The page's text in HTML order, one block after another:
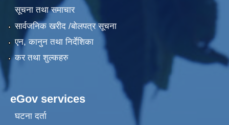
सूचना तथा समाचार
सार्वजनिक खरीद /बोलपत्र सूचना
एन, कानुन तथा निर्देशिका
कर तथा शुल्कहरु
eGov services
घटना दर्ता